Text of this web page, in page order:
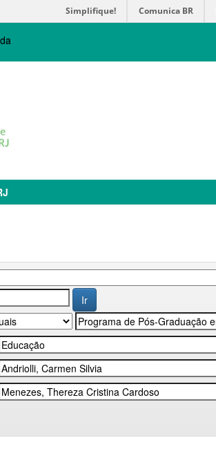
Simplifique! Comunica BR